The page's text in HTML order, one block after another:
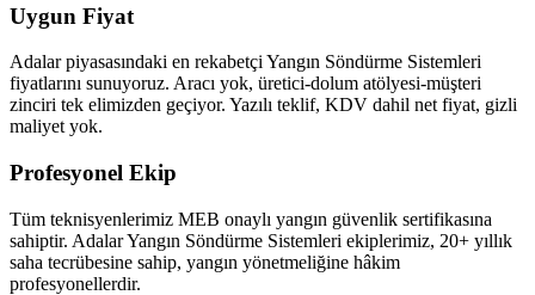
Uygun Fiyat
Adalar piyasasındaki en rekabetçi Yangın Söndürme Sistemleri
fiyatlarını sunuyoruz. Aracı yok, üretici-dolum atölyesi-müşteri
zinciri tek elimizden geçiyor. Yazılı teklif, KDV dahil net fiyat, gizli
maliyet yok.
Profesyonel Ekip
Tüm teknisyenlerimiz MEB onaylı yangın güvenlik sertifikasına
sahiptir. Adalar Yangın Söndürme Sistemleri ekiplerimiz, 20+ yıllık
saha tecrübesine sahip, yangın yönetmeliğine hâkim
profesyonellerdir.